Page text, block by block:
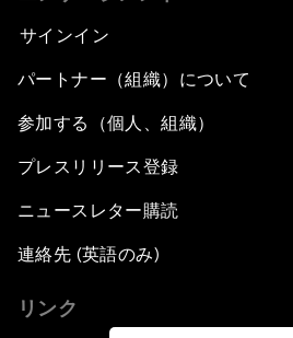
サインイン
パートナー（組織）について
参加する（個人、組織）
プレスリリース登録
ニュースレター購読
連絡先 (英語のみ)
リンク